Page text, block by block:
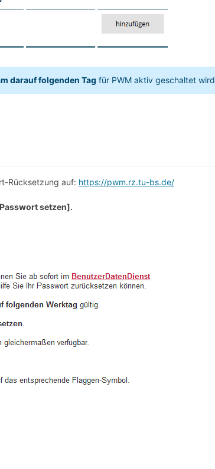
darauf folgenden Tag für PWM aktiv geschaltet wird
Rücksetzung auf: https://pwm.rz.tu-bs.de/
setzen].